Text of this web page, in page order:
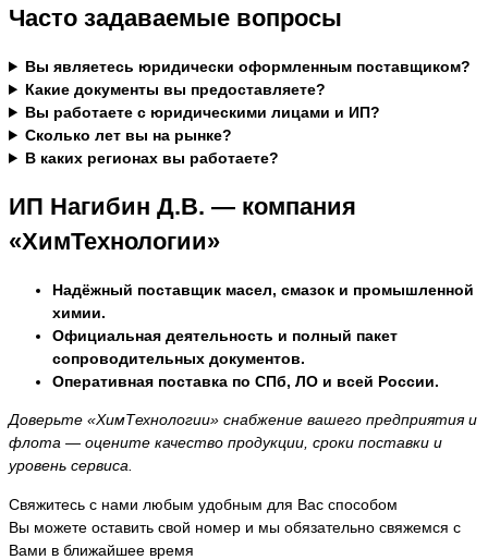
Часто задаваемые вопросы
Вы являетесь юридически оформленным поставщиком?
Какие документы вы предоставляете?
Вы работаете с юридическими лицами и ИП?
Сколько лет вы на рынке?
В каких регионах вы работаете?
ИП Нагибин Д.В. — компания
«ХимТехнологии»
Надёжный поставщик масел, смазок и промышленной
химии.
Официальная деятельность и полный пакет
сопроводительных документов.
Оперативная поставка по СПб, ЛО и всей России.
Доверьте «ХимТехнологии» снабжение вашего предприятия и
флота — оцените качество продукции, сроки поставки и
уровень сервиса.
Свяжитесь с нами любым удобным для Вас способом
Вы можете оставить свой номер и мы обязательно свяжемся с
Вами в ближайшее время